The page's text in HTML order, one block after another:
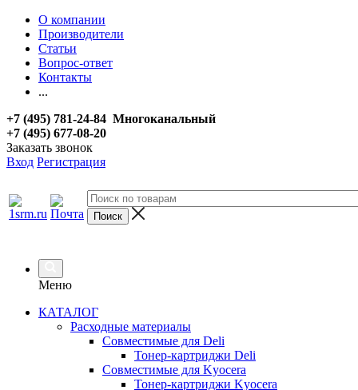
О компании
Производители
Статьи
Вопрос-ответ
Контакты
...
+7 (495) 781-24-84 Многоканальный
+7 (495) 677-08-20
Заказать звонок
Вход Регистрация
Меню
КАТАЛОГ
Расходные материалы
Совместимые для Deli
Тонер-картриджи Deli
Совместимые для Kyocera
Тонер-картриджи Kyocera